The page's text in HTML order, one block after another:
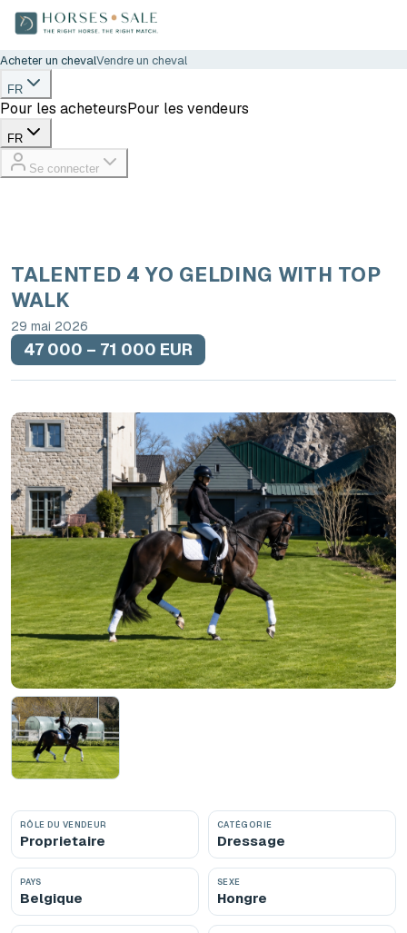
Acheter un chevalVendre un cheval
FR
Pour les acheteursPour les vendeurs
FR
Se connecter
TALENTED 4 YO GELDING WITH TOP
WALK
29 mai 2026
47 000 – 71 000 EUR
RÔLE DU VENDEUR
Proprietaire
CATÉGORIE
Dressage
PAYS
Belgique
SEXE
Hongre